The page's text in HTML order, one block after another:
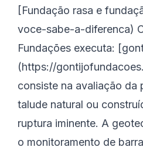
[Fundação rasa e
voce-sabe-a-diferenca)
Fundações executa:
(https://
consiste na avaliação da
talude natural ou
ruptura iminente. A
o monitoramento de